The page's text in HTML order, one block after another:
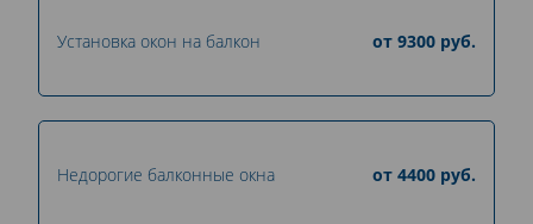
Установка окон на балкон от 9300 руб.
Недорогие балконные окна от 4400 руб.